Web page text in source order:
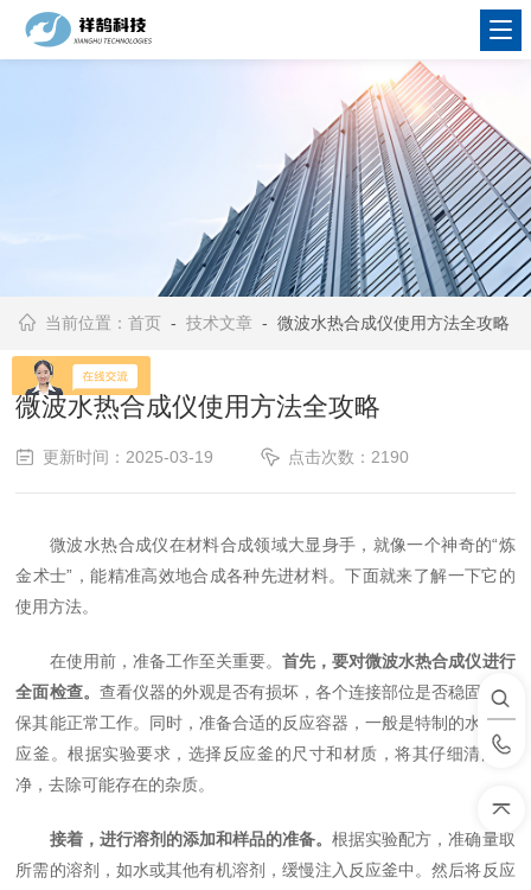
当前位置：首页 -技术文章 - 微波水热合成仪使用方法全攻略
微波水热合成仪使用方法全攻略
更新时间：2025-03-19 点击次数：2190
微波水热合成仪在材料合成领域大显身手，就像一个神奇的“炼
金术士”，能精准高效地合成各种先进材料。下面就来了解一下它的
使用方法。
在使用前，准备工作至关重要。首先，要对微波水热合成仪进行
全面检查。 查看仪器的外观是否有损坏，各个连接部位是否稳固，确
保其能正常工作。同时，准备合适的反应容器，一般是特制的水热反
应釜。根据实验要求，选择反应釜的尺寸和材质，将其仔细清洗干
净，去除可能存在的杂质。
接着，进行溶剂的添加和样品的准备。根据实验配方，准确量取
所需的溶剂，如水或其他有机溶剂，缓慢注入反应釜中。然后将反应